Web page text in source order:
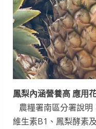
鳳梨內涵營養高 應用
農糧署南區分署說明
維生素B1、鳳梨酵素